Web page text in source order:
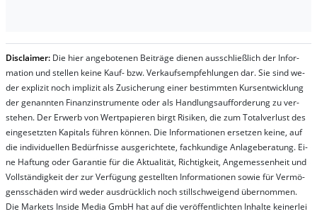
Dis­clai­mer: Die hier an­ge­bo­te­nen Bei­trä­ge die­nen aus­schließ­lich der In­for­
ma­t­ion und stel­len kei­ne Kauf- bzw. Ver­kaufs­em­pfeh­lung­en dar. Sie sind we­
der ex­pli­zit noch im­pli­zit als Zu­sich­er­ung ei­ner be­stim­mt­en Kurs­ent­wick­lung
der ge­nan­nt­en Fi­nanz­in­stru­men­te oder als Handl­ungs­auf­for­der­ung zu ver­
steh­en. Der Er­werb von Wert­pa­pier­en birgt Ri­si­ken, die zum To­tal­ver­lust des
ein­ge­setz­ten Ka­pi­tals füh­ren kön­nen. Die In­for­ma­tion­en er­setz­en kei­ne, auf
die in­di­vi­du­el­len Be­dür­fnis­se aus­ge­rich­te­te, fach­kun­di­ge An­la­ge­be­ra­tung. Ei­
ne Haf­tung oder Ga­ran­tie für die Ak­tu­ali­tät, Rich­tig­keit, An­ge­mes­sen­heit und
Vol­lständ­ig­keit der zur Ver­fü­gung ge­stel­lt­en In­for­ma­tion­en so­wie für Ver­mö­
gens­schä­den wird we­der aus­drück­lich noch stil­lschwei­gend über­nom­men.
Die Mar­kets In­side Me­dia GmbH hat auf die ver­öf­fent­lich­ten In­hal­te kei­ner­lei